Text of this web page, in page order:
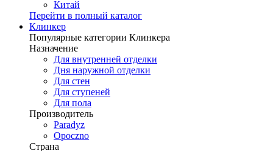
Китай
Перейти в полный каталог
Клинкер
Популярные категории Клинкера
Назначение
Для внутренней отделки
Дня наружной отделки
Для стен
Для ступеней
Для пола
Производитель
Paradyz
Opoczno
Страна